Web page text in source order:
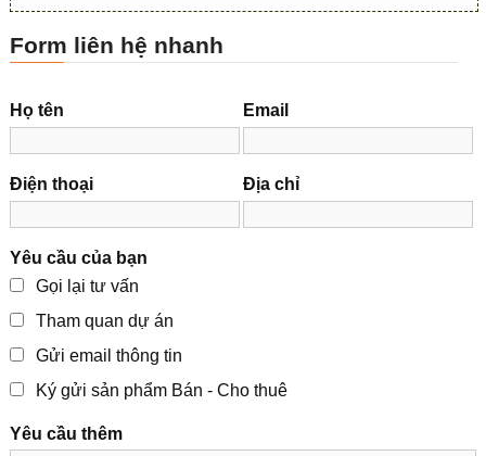
Form liên hệ nhanh
Họ tên Email
Điện thoại Địa chỉ
Yêu cầu của bạn
Gọi lại tư vấn
Tham quan dự án
Gửi email thông tin
Ký gửi sản phẩm Bán - Cho thuê
Yêu cầu thêm